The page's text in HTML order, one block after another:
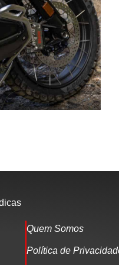
Quem Somos
Política de